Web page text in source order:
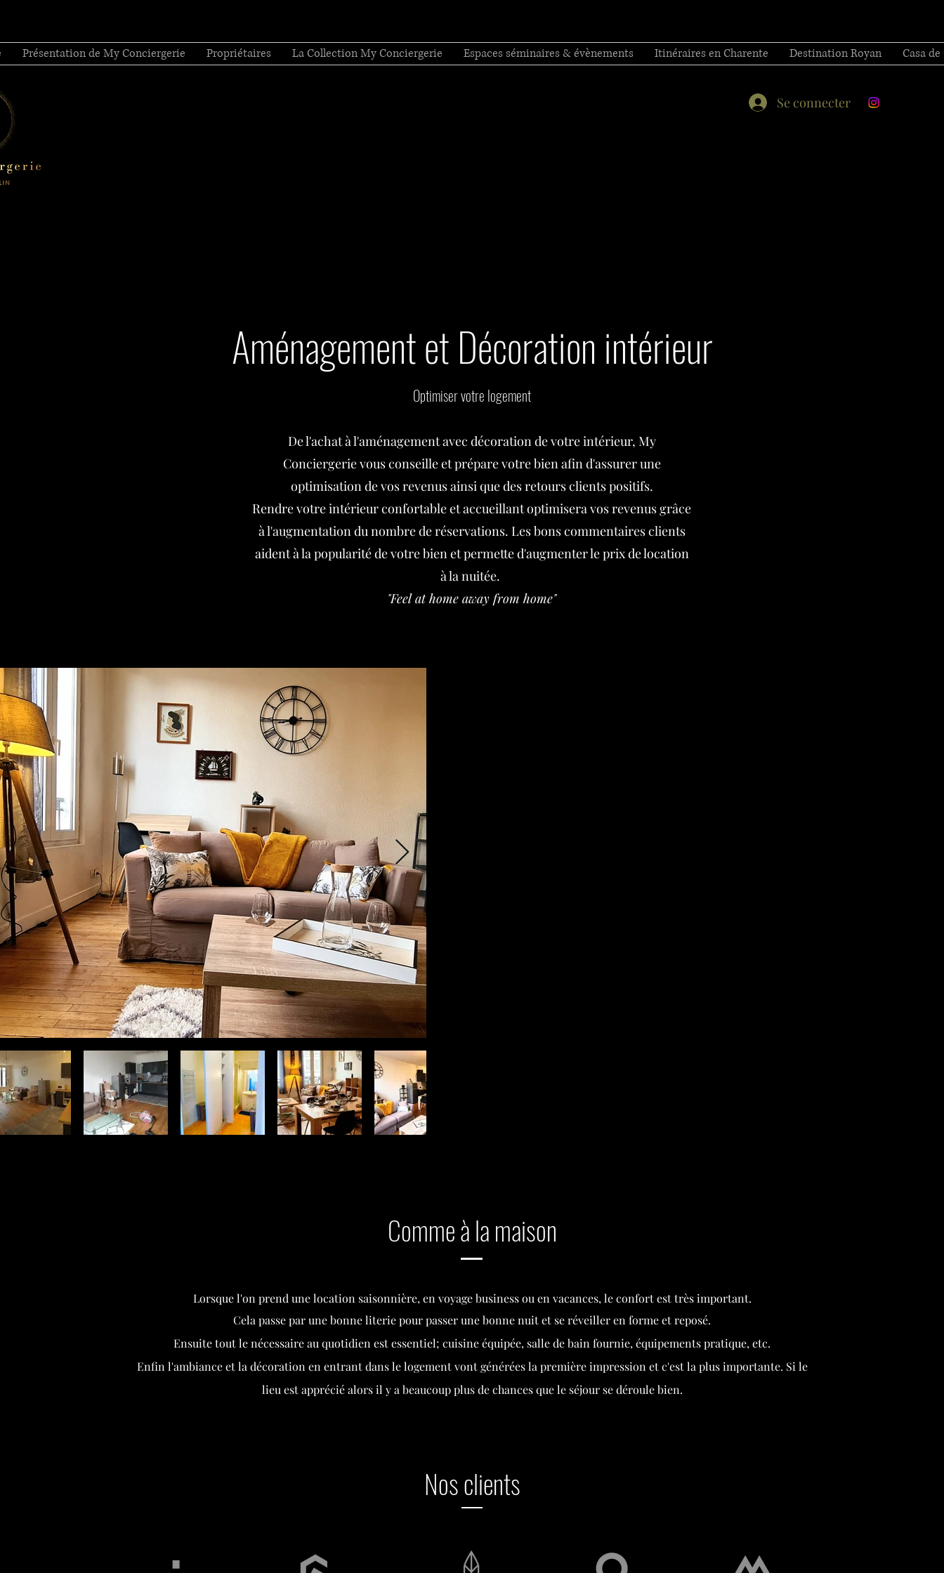
Se connecter
Présentation de My Conciergerie Propriétaires La Collection My Conciergerie Espaces séminaires & évènements Itinéraires en Charente Destination Royan Casa
Aménagement et Décoration intérieur
Optimiser votre logement
De l'achat à l'aménagement avec décoration de votre intérieur, My
Conciergerie vous conseille et prépare votre bien afin d'assurer une
optimisation de vos revenus ainsi que des retours clients positifs.
Rendre votre intérieur confortable et accueillant optimisera vos revenus grâce
à l'augmentation du nombre de réservations. Les bons commentaires clients
aident à la popularité de votre bien et permette d'augmenter le prix de location
à la nuitée.
"Feel at home away from home"
Comme à la maison
Lorsque l'on prend une location saisonnière, en voyage business ou en vacances, le confort est très important.
Cela passe par une bonne literie pour passer une bonne nuit et se réveiller en forme et reposé.
Ensuite tout le nécessaire au quotidien est essentiel; cuisine équipée, salle de bain fournie, équipements pratique, etc.
Enfin l'ambiance et la décoration en entrant dans le logement vont générées la première impression et c'est la plus importante. Si le
lieu est apprécié alors il y a beaucoup plus de chances que le séjour se déroule bien.
Nos clients